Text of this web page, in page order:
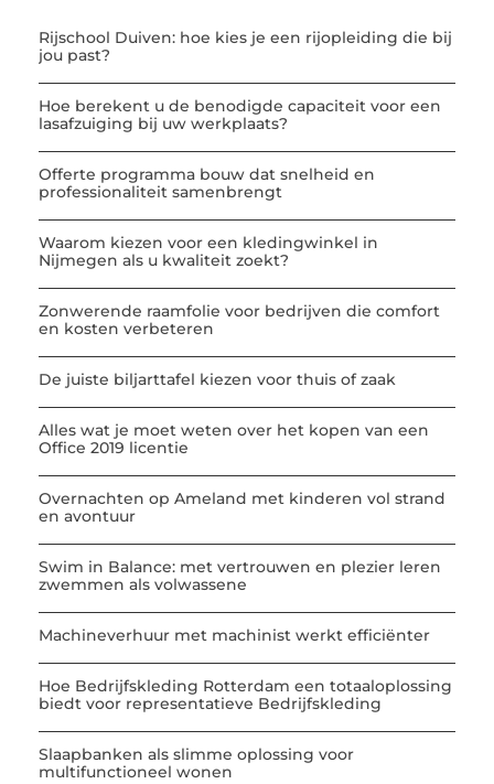
Rijschool Duiven: hoe kies je een rijopleiding die bij
jou past?
Hoe berekent u de benodigde capaciteit voor een
lasafzuiging bij uw werkplaats?
Offerte programma bouw dat snelheid en
professionaliteit samenbrengt
Waarom kiezen voor een kledingwinkel in
Nijmegen als u kwaliteit zoekt?
Zonwerende raamfolie voor bedrijven die comfort
en kosten verbeteren
De juiste biljarttafel kiezen voor thuis of zaak
Alles wat je moet weten over het kopen van een
Office 2019 licentie
Overnachten op Ameland met kinderen vol strand
en avontuur
Swim in Balance: met vertrouwen en plezier leren
zwemmen als volwassene
Machineverhuur met machinist werkt efficiënter
Hoe Bedrijfskleding Rotterdam een totaaloplossing
biedt voor representatieve Bedrijfskleding
Slaapbanken als slimme oplossing voor
multifunctioneel wonen